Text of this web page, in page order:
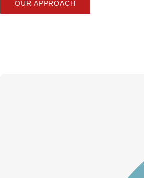
OUR APPROACH